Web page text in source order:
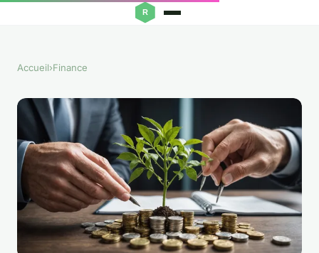
Accueil›Finance